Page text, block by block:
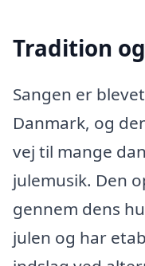
Tradition
Sangen er
Danmark, og
vej til mange
julemusik. Den
gennem dens
julen og har